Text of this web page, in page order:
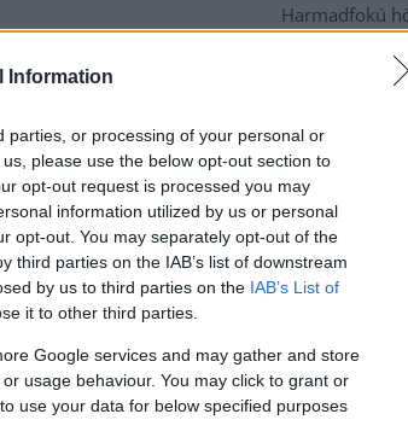
Information
parties, or processing of your personal or
please use the below opt-out section to
opt-out request is processed you may
information utilized by us or personal
opt-out. You may separately opt-out of the
third parties on the IAB’s list of downstream
by us to third parties on the IAB’s List of
it to other third parties.
Google services and may gather and store
usage behaviour. You may click to grant or
use your data for below specified purposes
Harmadfokú
Szolnokon
bevetettek a
A zárkában
Váratlan
Kecskemét
A
száz
Csődbe ment
Egyszer fent,
évvel ezelőtti